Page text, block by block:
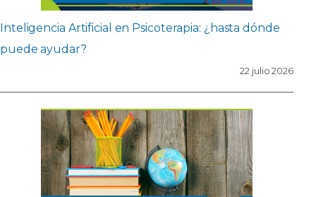
Inteligencia Artificial en Psicoterapia: ¿hasta dónde
puede ayudar?
22 julio 2026